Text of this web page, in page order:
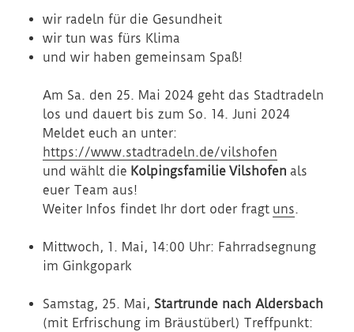
wir radeln für die Gesundheit
wir tun was fürs Klima
und wir haben gemeinsam Spaß!
Am Sa. den 25. Mai 2024 geht das Stadtradeln
los und dauert bis zum So. 14. Juni 2024
Meldet euch an unter:
https://www.stadtradeln.de/vilshofen
und wählt die Kolpingsfamilie Vilshofenals
euer Team aus!
Weiter Infos findet Ihr dort oder fragt uns.
Mittwoch, 1. Mai, 14:00 Uhr: Fahrradsegnung
im Ginkgopark
Samstag, 25. Mai, Startrunde nach Aldersbach
(mit Erfrischung im Bräustüberl) Treffpunkt: